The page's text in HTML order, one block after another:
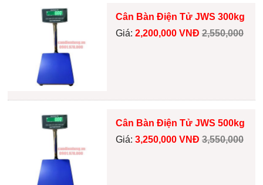
Cân Bàn Điện Tử JWS 300kg
Giá: 2,200,000 VNĐ 2,550,000
Cân Bàn Điện Tử JWS 500kg
Giá: 3,250,000 VNĐ 3,550,000